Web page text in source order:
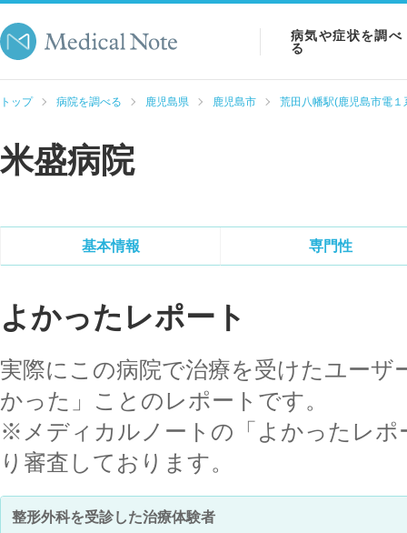
病気や症状を調べ
る
トップ 病院を調べる 鹿児島県 鹿児島市 荒田八幡駅(鹿児島市電１
米盛病院
基本情報 専門性
よかったレポート
実際にこの病院で治療を受けたユーザ
かった」ことのレポートです。
※メディカルノートの「よかったレポ
り審査しております。
整形外科を受診した治療体験者